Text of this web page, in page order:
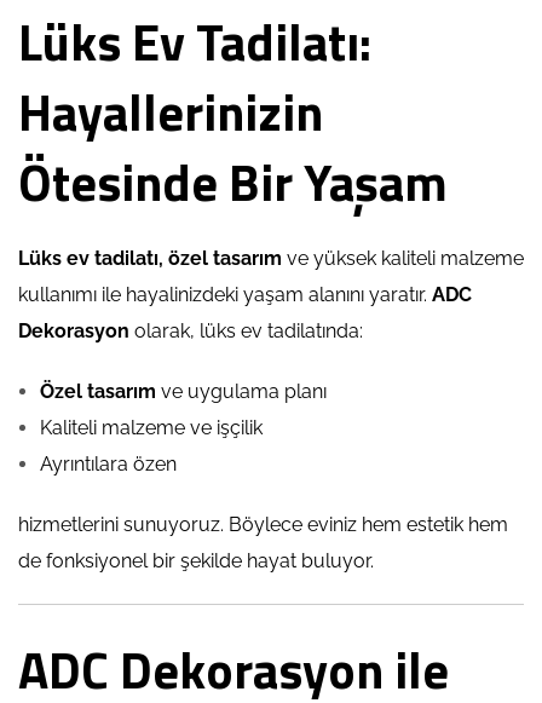
Lüks Ev Tadilatı:
Hayallerinizin
Ötesinde Bir Yaşam
Lüks ev tadilatı, özel tasarım ve yüksek kaliteli malzeme
kullanımı ile hayalinizdeki yaşam alanını yaratır. ADC
Dekorasyon olarak, lüks ev tadilatında:
Özel tasarım ve uygulama planı
Kaliteli malzeme ve işçilik
Ayrıntılara özen
hizmetlerini sunuyoruz. Böylece eviniz hem estetik hem
de fonksiyonel bir şekilde hayat buluyor.
ADC Dekorasyon ile